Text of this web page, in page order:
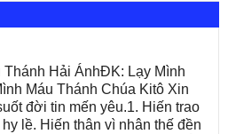
Thánh Hải ÁnhĐK: Lạy Mình
Máu Thánh Chúa Kitô Xin
đời tin mến yêu.1. Hiến trao
lề. Hiến thân vì nhân thế đền